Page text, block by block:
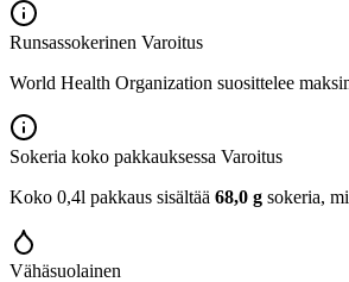
Runsassokerinen Varoitus
World Health Organization suosittelee
Sokeria koko pakkauksessa Varoitus
Koko 0,4l pakkaus sisältää 68,0 g sokeria,
Vähäsuolainen